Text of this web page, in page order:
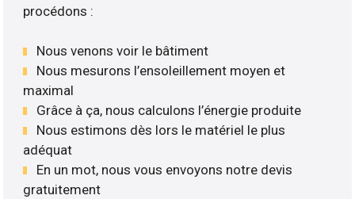
procédons :
Nous venons voir le bâtiment
Nous mesurons l’ensoleillement moyen et
maximal
Grâce à ça, nous calculons l’énergie produite
Nous estimons dès lors le matériel le plus
adéquat
En un mot, nous vous envoyons notre devis
gratuitement